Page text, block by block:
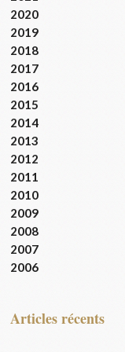
2020
2019
2018
2017
2016
2015
2014
2013
2012
2011
2010
2009
2008
2007
2006
articles récents